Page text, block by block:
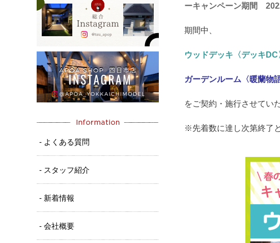
ーキャンペーン期間
期間中、
ウッドデッキ〈デッキ
ガーデンルーム〈暖蘭物
をご契約・施行させてい
※先着数に達し次第終了
- よくある質問
- スタッフ紹介
- 新着情報
- 会社概要